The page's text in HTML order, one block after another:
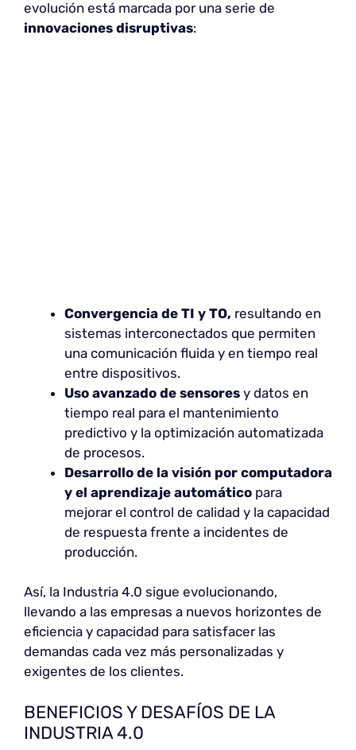
evolución está marcada por una serie de
innovaciones disruptivas:
Convergencia de TI y TO, resultando en
sistemas interconectados que permiten
una comunicación fluida y en tiempo real
entre dispositivos.
Uso avanzado de sensores y datos en
tiempo real para el mantenimiento
predictivo y la optimización automatizada
de procesos.
Desarrollo de la visión por computadora
y el aprendizaje automático para
mejorar el control de calidad y la capacidad
de respuesta frente a incidentes de
producción.
Así, la Industria 4.0 sigue evolucionando,
llevando a las empresas a nuevos horizontes de
eficiencia y capacidad para satisfacer las
demandas cada vez más personalizadas y
exigentes de los clientes.
BENEFICIOS Y DESAFÍOS DE LA
INDUSTRIA 4.0